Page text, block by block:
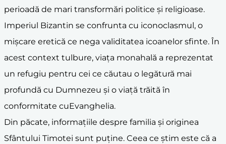
perioadă de mari transformări politice și religioase.
Imperiul Bizantin se confrunta cu iconoclasmul, o
mișcare eretică ce nega validitatea icoanelor sfinte. În
acest context tulbure, viața monahală a reprezentat
un refugiu pentru cei ce căutau o legătură mai
profundă cu Dumnezeu și o viață trăită în
conformitate cuEvanghelia.
Din păcate, informațiile despre familia și originea
Sfântului Timotei sunt puține. Ceea ce știm este că a